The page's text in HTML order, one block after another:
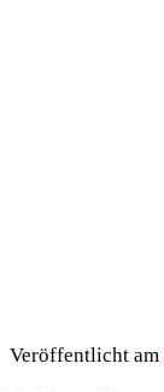
Veröffentlicht am